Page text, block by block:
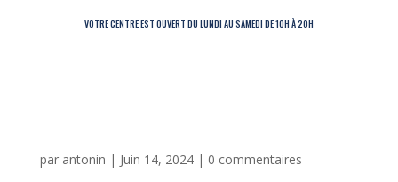
VOTRE CENTRE EST OUVERT DU LUNDI AU SAMEDI DE 10H À 20H
par antonin | Juin 14, 2024| 0 commentaires